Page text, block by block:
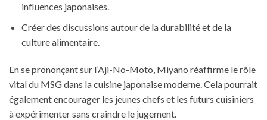
influences japonaises.
Créer des discussions autour de la durabilité et de la
culture alimentaire.
En se prononçant sur l’Aji-No-Moto, Miyano réaffirme le rôle
vital du MSG dans la cuisine japonaise moderne. Cela pourrait
également encourager les jeunes chefs et les futurs cuisiniers
à expérimenter sans craindre le jugement.